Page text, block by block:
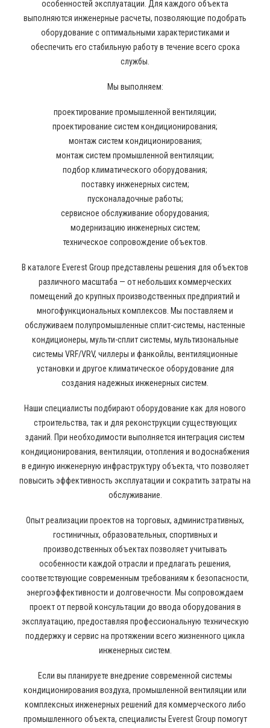
особенностей эксплуатации. Для каждого объекта
выполняются инженерные расчеты, позволяющие подобрать
оборудование с оптимальными характеристиками и
обеспечить его стабильную работу в течение всего срока
службы.
Мы выполняем:
проектирование промышленной вентиляции;
проектирование систем кондиционирования;
монтаж систем кондиционирования;
монтаж систем промышленной вентиляции;
подбор климатического оборудования;
поставку инженерных систем;
пусконаладочные работы;
сервисное обслуживание оборудования;
модернизацию инженерных систем;
техническое сопровождение объектов.
В каталоге Everest Group представлены решения для объектов
различного масштаба — от небольших коммерческих
помещений до крупных производственных предприятий и
многофункциональных комплексов. Мы поставляем и
обслуживаем полупромышленные сплит-системы, настенные
кондиционеры, мульти-сплит системы, мультизональные
системы VRF/VRV, чиллеры и фанкойлы, вентиляционные
установки и другое климатическое оборудование для
создания надежных инженерных систем.
Наши специалисты подбирают оборудование как для нового
строительства, так и для реконструкции существующих
зданий. При необходимости выполняется интеграция систем
кондиционирования, вентиляции, отопления и водоснабжения
в единую инженерную инфраструктуру объекта, что позволяет
повысить эффективность эксплуатации и сократить затраты на
обслуживание.
Опыт реализации проектов на торговых, административных,
гостиничных, образовательных, спортивных и
производственных объектах позволяет учитывать
особенности каждой отрасли и предлагать решения,
соответствующие современным требованиям к безопасности,
энергоэффективности и долговечности. Мы сопровождаем
проект от первой консультации до ввода оборудования в
эксплуатацию, предоставляя профессиональную техническую
поддержку и сервис на протяжении всего жизненного цикла
инженерных систем.
Если вы планируете внедрение современной системы
кондиционирования воздуха, промышленной вентиляции или
комплексных инженерных решений для коммерческого либо
промышленного объекта, специалисты Everest Group помогут